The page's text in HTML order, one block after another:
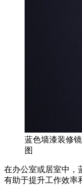
蓝色墙漆装修
图
在办公室或居室中，
有助于提升工作效率